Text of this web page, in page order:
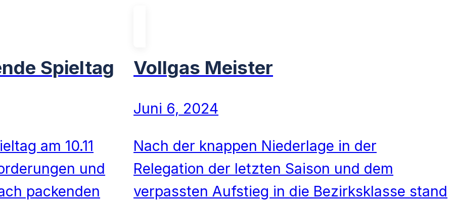
Spieltag
am 10.11
und
packenden
Vollgas Meister
Juni 6, 2024
Nach der knappen Niederlage in der
Relegation der letzten Saison und dem
verpassten Aufstieg in die Bezirksklasse stand